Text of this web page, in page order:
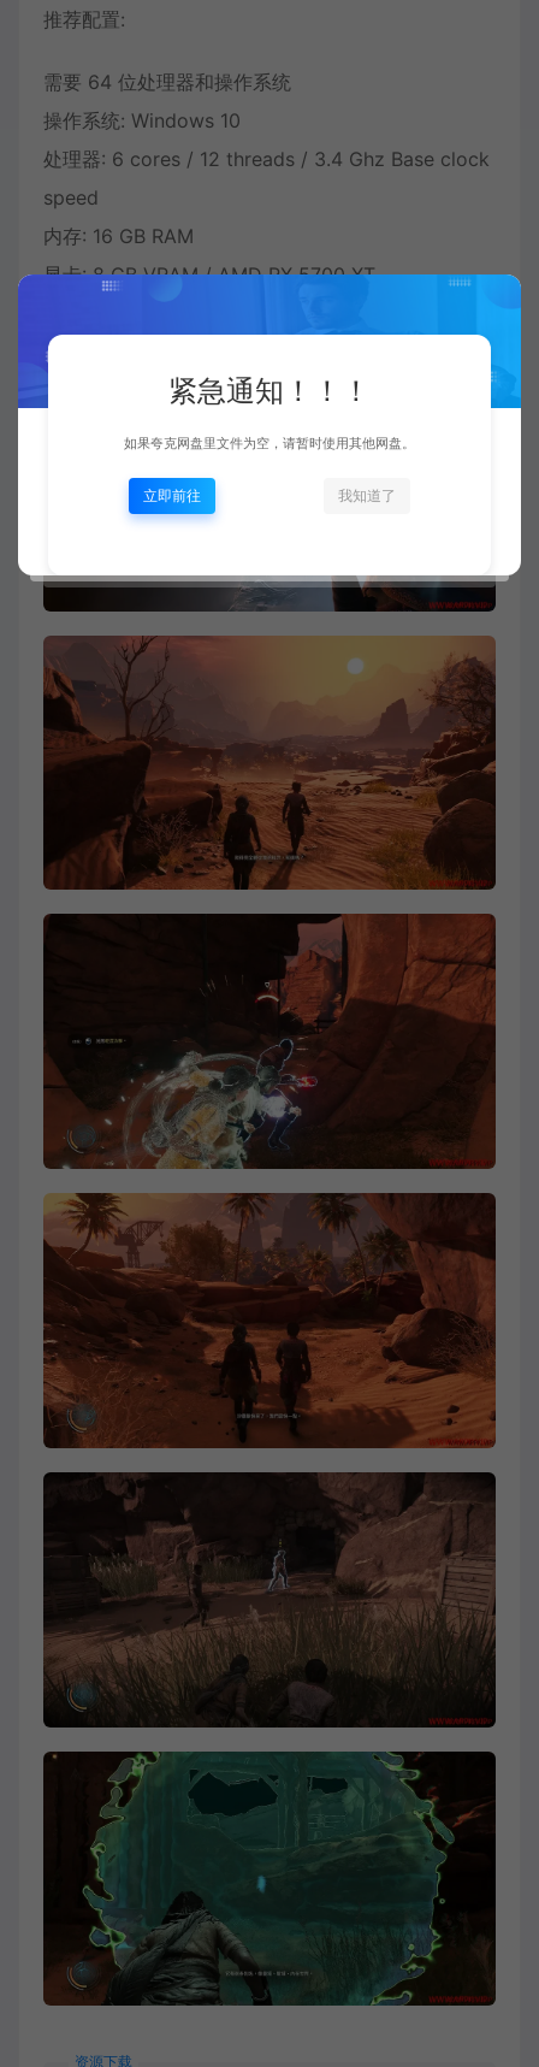
推荐配置:
需要 64 位处理器和操作系统
操作系统: Windows 10
处理器: 6 cores / 12 threads / 3.4 Ghz Base clock
speed
内存: 16 GB RAM
显卡: 8 GB VRAM / AMD RX 5700 XT
资源下载
紧急通知！！！
如果夸克网盘里文件为空，请暂时使用其他网盘。
立即前往 我知道了